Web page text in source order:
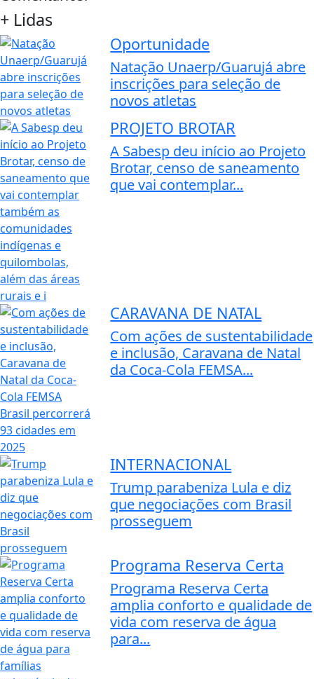
+ Lidas
Oportunidade
Natação Unaerp/Guarujá abre
inscrições para seleção de
novos atletas
PROJETO BROTAR
A Sabesp deu início ao Projeto
Brotar, censo de saneamento
que vai contemplar...
CARAVANA DE NATAL
Com ações de sustentabilidade
e inclusão, Caravana de Natal
da Coca-Cola FEMSA...
INTERNACIONAL
Trump parabeniza Lula e diz
que negociações com Brasil
prosseguem
Programa Reserva Certa
Programa Reserva Certa
amplia conforto e qualidade de
vida com reserva de água
para...